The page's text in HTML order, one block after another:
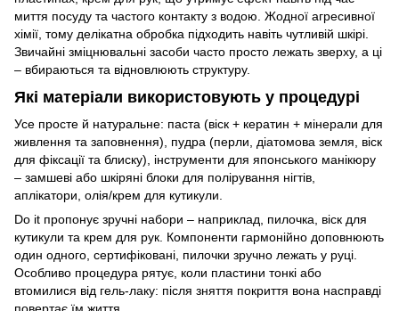
миття посуду та частого контакту з водою. Жодної агресивної
хімії, тому делікатна обробка підходить навіть чутливій шкірі.
Звичайні зміцнювальні засоби часто просто лежать зверху, а ці
– вбираються та відновлюють структуру.
Які матеріали використовують у процедурі
Усе просте й натуральне: паста (віск + кератин + мінерали для
живлення та заповнення), пудра (перли, діатомова земля, віск
для фіксації та блиску), інструменти для японського манікюру
– замшеві або шкіряні блоки для полірування нігтів,
аплікатори, олія/крем для кутикули.
Do it пропонує зручні набори – наприклад, пилочка, віск для
кутикули та крем для рук. Компоненти гармонійно доповнюють
один одного, сертифіковані, пилочки зручно лежать у руці.
Особливо процедура рятує, коли пластини тонкі або
втомилися від гель-лаку: після зняття покриття вона насправді
повертає їм життя.